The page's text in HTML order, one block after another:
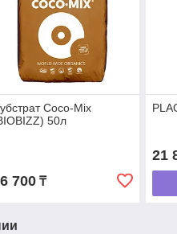
Coco-Mix
50л
700₸
21